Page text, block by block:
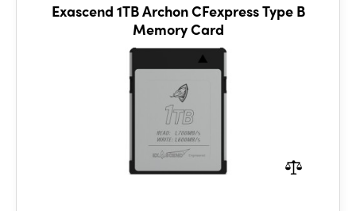
Exascend 1TB Archon CFexpress Type B
Memory Card